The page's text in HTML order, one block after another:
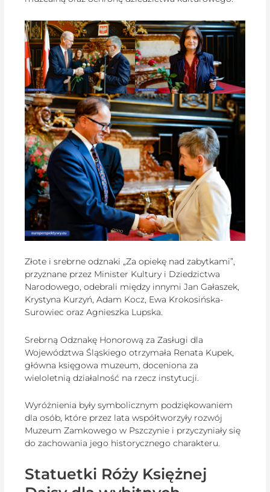
Złote i srebrne odznaki „Za opiekę nad zabytkami”,
przyznane przez Minister Kultury i Dziedzictwa
Narodowego, odebrali między innymi Jan Gałaszek,
Krystyna Kurzyń, Adam Kocz, Ewa Krokosińska-
Surowiec oraz Agnieszka Lupska.
Srebrną Odznakę Honorową za Zasługi dla
Województwa Śląskiego otrzymała Renata Kupek,
główna księgowa muzeum, doceniona za
wieloletnią działalność na rzecz instytucji.
Wyróżnienia były symbolicznym podziękowaniem
dla osób, które przez lata współtworzyły rozwój
Muzeum Zamkowego w Pszczynie i przyczyniały się
do zachowania jego historycznego charakteru.
Statuetki Róży Księżnej